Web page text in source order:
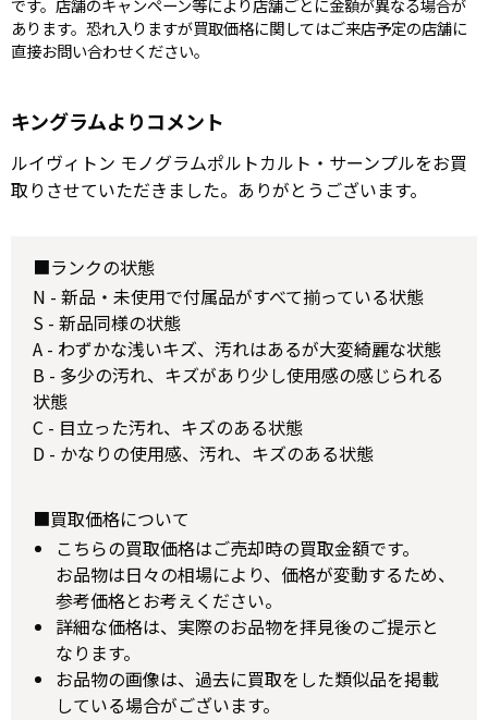
です。店舗のキャンペーン等により店舗ごとに金額が異なる場合が
あります。恐れ入りますが買取価格に関してはご来店予定の店舗に
直接お問い合わせください。
キングラムよりコメント
ルイヴィトン モノグラムポルトカルト・サーンプルをお買
取りさせていただきました。ありがとうございます。
■ランクの状態
N - 新品・未使用で付属品がすべて揃っている状態
S - 新品同様の状態
A - わずかな浅いキズ、汚れはあるが大変綺麗な状態
B - 多少の汚れ、キズがあり少し使用感の感じられる
状態
C - 目立った汚れ、キズのある状態
D - かなりの使用感、汚れ、キズのある状態
■買取価格について
こちらの買取価格はご売却時の買取金額です。
お品物は日々の相場により、価格が変動するため、
参考価格とお考えください。
詳細な価格は、実際のお品物を拝見後のご提示と
なります。
お品物の画像は、過去に買取をした類似品を掲載
している場合がございます。